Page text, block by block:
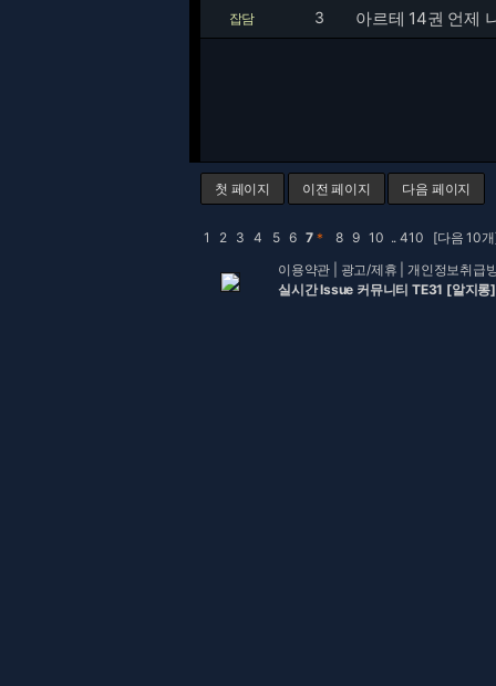
잡담 3 아르테 14권 언제
첫 페이지 이전 페이지 다음 페이지
1 2 3 4 5 6 7＊ 8 9 10 .. 410
[다음 10
이용약관
광고/제휴 |개인정보취급
실시간 Issue 커뮤니티 TE31 [알지